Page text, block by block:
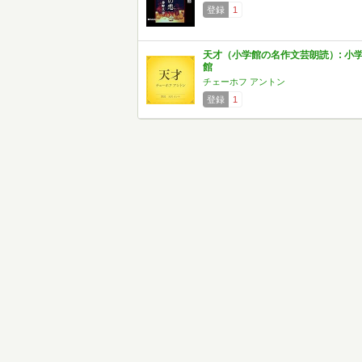
登録 1
天才（小学館の名作文芸朗読）: 小
館
チェーホフ アントン
登録
1